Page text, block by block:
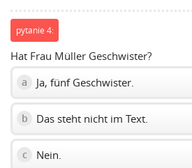
pytanie 4:
Hat Frau Müller Geschwister?
a Ja, fünf Geschwister.
b Das steht nicht im Text.
c Nein.